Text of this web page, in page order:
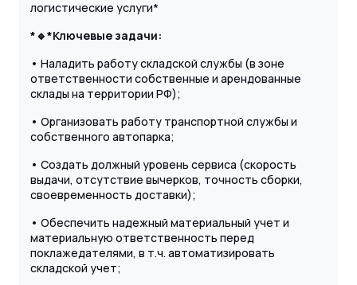
логистические услуги*
*🔹*Ключевые задачи:
• Наладить работу складской службы (в зоне
ответственности собственные и арендованные
склады на территории РФ);
• Организовать работу транспортной службы и
собственного автопарка;
• Создать должный уровень сервиса (скорость
выдачи, отсутствие вычерков, точность сборки,
своевременность доставки);
• Обеспечить надежный материальный учет и
материальную ответственность перед
поклажедателями, в т.ч. автоматизировать
складской учет;